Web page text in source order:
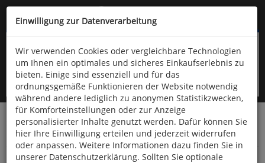
Kompletten Head der Seite überspringen
oder (06766) 9323-960
Startseite Bücher Downloads
Zeitschriften
Der Falke
Einwilligung zur Datenverarbeitung
Wir verwenden Cookies oder vergleichbare Technologien
um Ihnen ein optimales und sicheres Einkaufserlebnis zu
bieten. Einige sind essenziell und für das
ordnungsgemäße Funktionieren der Website notwendig
während andere lediglich zu anonymen Statistikzwecken,
für Komforteinstellungen oder zur Anzeige
personalisierter Inhalte genutzt werden. Dafür können Sie
hier Ihre Einwilligung erteilen und jederzeit widerrufen
oder anpassen. Weitere Informationen dazu finden Sie in
unserer Datenschutzerklärung. Sollten Sie optionale